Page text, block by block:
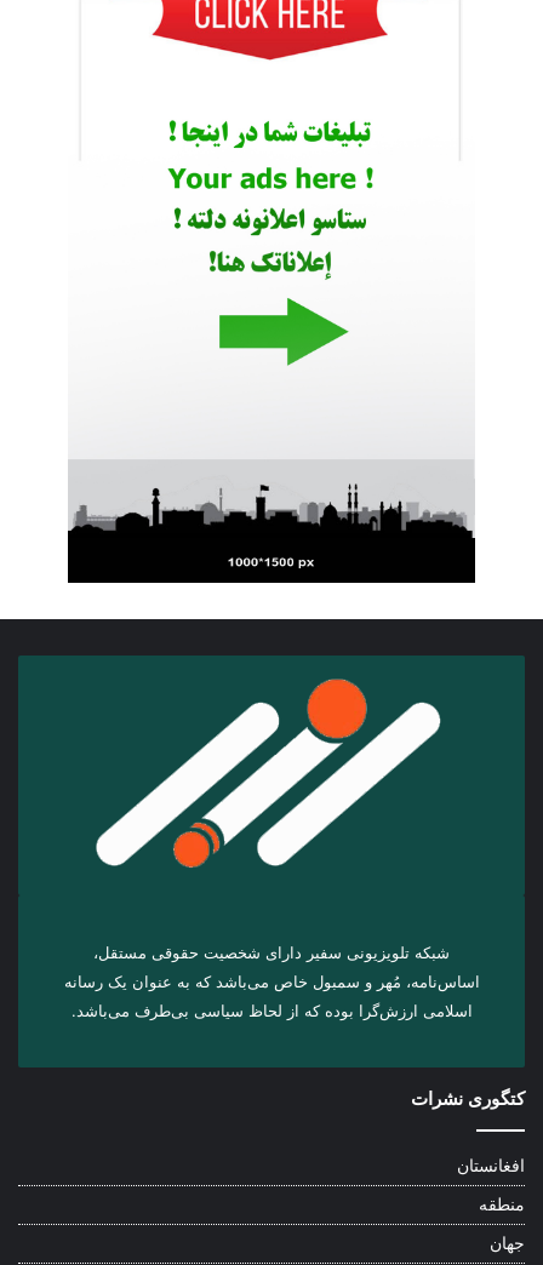
شبکه تلویزیونی سفیر دارای شخصیت حقوقی مستقل،
اساس‌نامه، مُهر و سمبول خاص می‌باشد که به عنوان یک رسانه
اسلامی ارزش‌گرا بوده که از لحاظ سیاسی بی‌طرف می‌باشد.
کتگوری نشرات
افغانستان
منطقه
جهان